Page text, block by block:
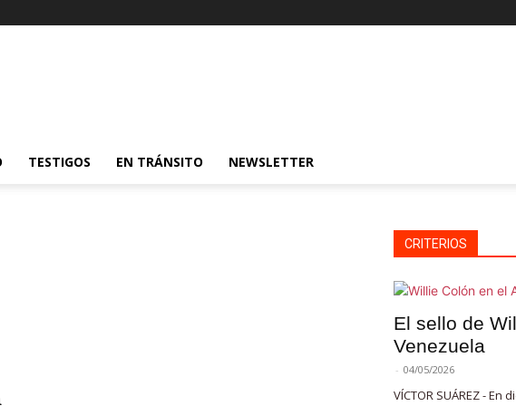
TESTIGOS EN TRÁNSITO NEWSLETTER
CRITERIOS
El sello de
Venezuela
- 04/05/2026
VÍCTOR SUÁREZ - En